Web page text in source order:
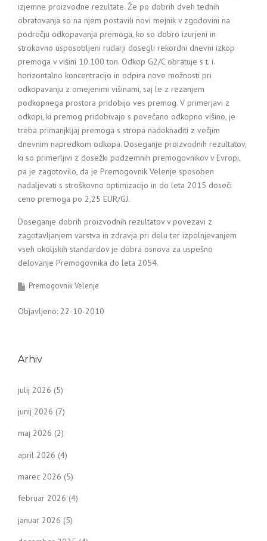
izjemne proizvodne rezultate. Že po dobrih dveh tednih
obratovanja so na njem postavili novi mejnik v zgodovini na
področju odkopavanja premoga, ko so dobro izurjeni in
strokovno usposobljeni rudarji dosegli rekordni dnevni izkop
premoga v višini 10.100 ton. Odkop G2/C obratuje s t. i.
horizontalno koncentracijo in odpira nove možnosti pri
odkopavanju z omejenimi višinami, saj le z rezanjem
podkopnega prostora pridobijo ves premog. V primerjavi z
odkopi, ki premog pridobivajo s povečano odkopno višino, je
treba primanjkljaj premoga s stropa nadoknaditi z večjim
dnevnim napredkom odkopa. Doseganje proizvodnih rezultatov,
ki so primerljivi z dosežki podzemnih premogovnikov v Evropi,
pa je zagotovilo, da je Premogovnik Velenje sposoben
nadaljevati s stroškovno optimizacijo in do leta 2015 doseči
ceno premoga po 2,25 EUR/GJ.
Doseganje dobrih proizvodnih rezultatov v povezavi z
zagotavljanjem varstva in zdravja pri delu ter izpolnjevanjem
vseh okoljskih standardov je dobra osnova za uspešno
delovanje Premogovnika do leta 2054.
Premogovnik Velenje
Objavljeno: 22-10-2010
Arhiv
julij 2026 (5)
junij 2026 (7)
maj 2026 (2)
april 2026 (4)
marec 2026 (5)
februar 2026 (4)
januar 2026 (5)